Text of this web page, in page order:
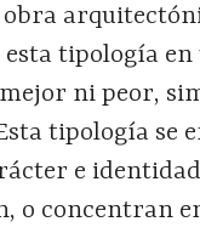
tipología
ni peor,
tipología se
e
o concentran